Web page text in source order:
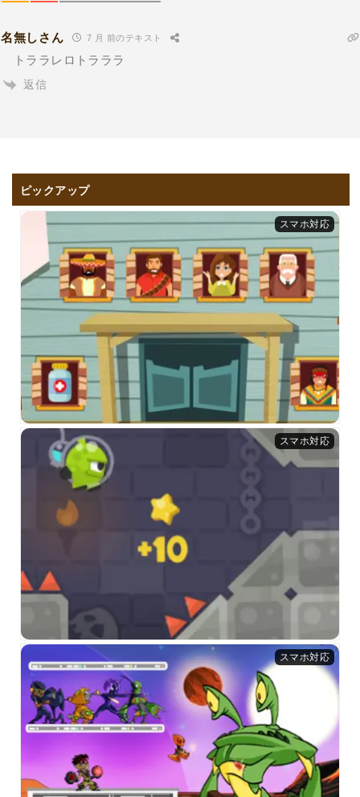
名無しさん 7 月 前のテキスト
トララレロトラララ
返信
ピックアップ